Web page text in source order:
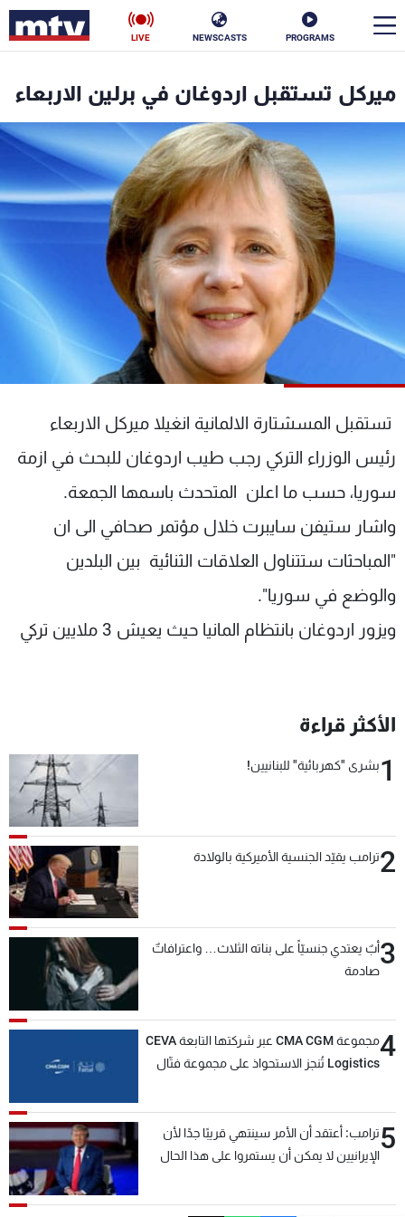
PROGRAMS
NEWSCASTS
LIVE
ميركل تستقبل اردوغان في برلين الاربعاء
تستقبل المسشتارة الالمانية انغيلا ميركل الاربعاء
رئيس الوزراء التركي رجب طيب اردوغان للبحث في ازمة
سوريا، حسب ما اعلن المتحدث باسمها الجمعة.
واشار ستيفن سايبرت خلال مؤتمر صحافي الى ان
"المباحثات ستتناول العلاقات الثنائية بين البلدين
والوضع في سوريا".
ويزور اردوغان بانتظام المانيا حيث يعيش 3 ملايين تركي
الأكثر قراءة
1بشرى "كهربائية" للبنانيين!
2ترامب يقيّد الجنسية الأميركية بالولادة
3أبٌ يعتدي جنسيّاً على بناته الثلاث… واعترافاتٌ
صادمة
4
مجموعة CMA CGM عبر شركتها التابعة CEVA
Logistics تُنجز الاستحواذ على مجموعة فتّال
5ترامب: أعتقد أن الأمر سينتهي قريبًا جدًا لأن
الإيرانيين لا يمكن أن يستمروا على هذا الحال
الأخبار
سياسة ناس
فن
منوعات رياضة
كأس العالم
شاهد البرامج
الترددات
الإنـتـاج
تواصل معنا
سياسة الخصوصية